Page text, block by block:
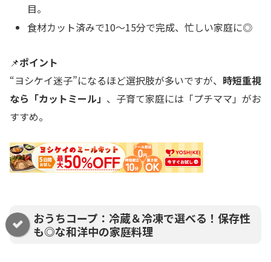
目。
食材カット済みで10〜15分で完成、忙しい家庭に◎
📌ポイント
“ヨシケイ迷子”になるほど選択肢が多いですが、 時短重視
なら「カットミール」 、子育て家庭には「プチママ」がお
すすめ。
おうちコープ：冷蔵＆冷凍で選べる！保存性
も◎な和洋中の家庭料理